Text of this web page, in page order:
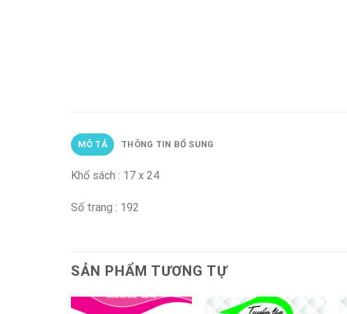
MÔ TẢ THÔNG TIN BỔ SUNG
Khổ sách : 17 x 24
Số trang : 192
SẢN PHẨM TƯƠNG TỰ